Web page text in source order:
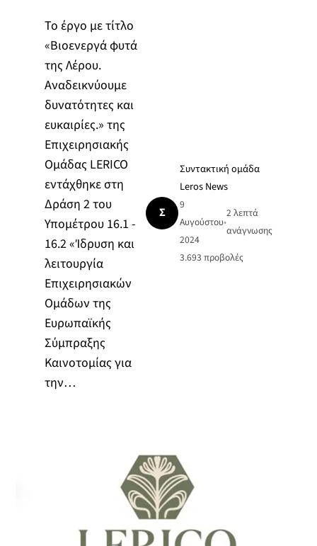
Το έργο με τίτλο
«Βιοενεργά φυτά
της Λέρου.
Αναδεικνύουμε
δυνατότητες και
ευκαιρίες.» της
Επιχειρησιακής
Ομάδας LERICO
εντάχθηκε στη
Δράση 2 του
Υπομέτρου 16.1 -
16.2 «Ίδρυση και
λειτουργία
Επιχειρησιακών
Ομάδων της
Ευρωπαϊκής
Σύμπραξης
Καινοτομίας για
την…
Σ
Συντακτική ομάδα
Leros News
9
Αυγούστου
2024
•
2 λεπτά
ανάγνωσης
3.693 προβολές